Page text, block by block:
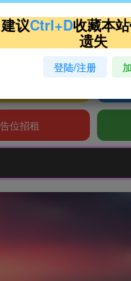
务器38元/年
位招租
建议Ctrl+D收藏本
遗失
登陆/注册